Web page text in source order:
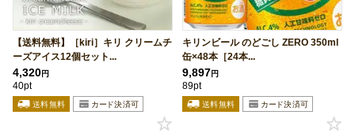
【送料無料】［kiri］キリ クリームチ
ーズアイス12個セット...
4,320円
40pt
キリンビール のどごし ZERO 350ml
缶×48本［24本...
9,897円
89pt